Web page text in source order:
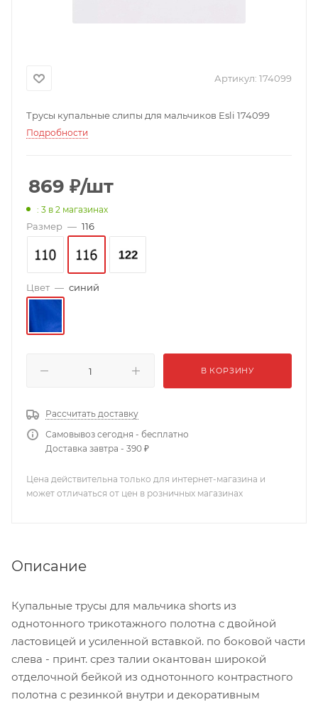
Артикул: 174099
Трусы купальные слипы для мальчиков Esli 174099
Подробности
869 ₽/шт
: 3 в 2 магазинах
Размер — 116
Цвет — синий
В КОРЗИНУ
Рассчитать доставку
Самовывоз сегодня - бесплатно
Доставка завтра - 390 ₽
Цена действительна только для интернет-магазина и
может отличаться от цен в розничных магазинах
Описание
Купальные трусы для мальчика shorts из
однотонного трикотажного полотна с двойной
ластовицей и усиленной вставкой. по боковой части
слева - принт. срез талии окантован широкой
отделочной бейкой из однотонного контрастного
полотна с резинкой внутри и декоративным